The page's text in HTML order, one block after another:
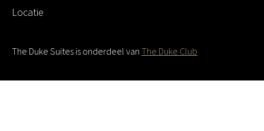
Locatie
The Duke Suites is onderdeel van The Duke Club